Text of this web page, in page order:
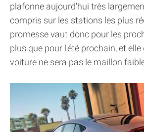
plafonne aujourd'hui très
compris sur les stations les plus
promesse vaut donc pour les
plus que pour l'été prochain, et
voiture ne sera pas le maillon